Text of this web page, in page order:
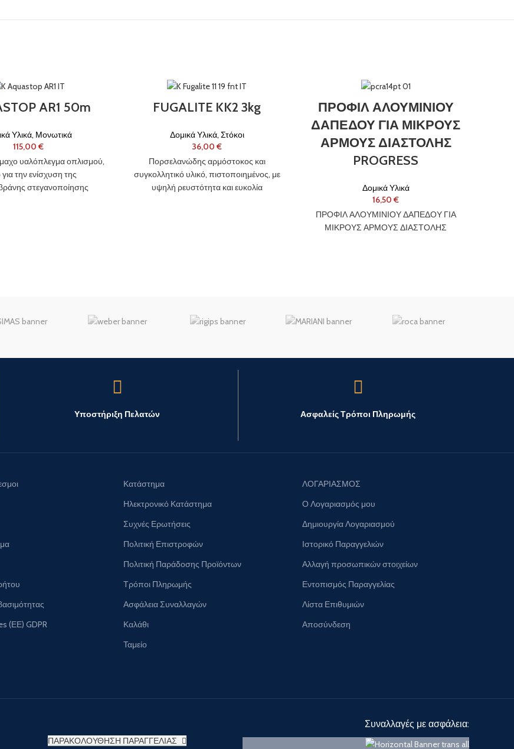
AR1 50m
Υλικά, Μονωτικά
€
υαλόπλεγμα οπλισμού,
για την ενίσχυση της
στεγανοποίησης
FUGALITE KK2 3kg
Δομικά Υλικά, Στόκοι
€
Πορσελανώδης αρμόστοκος και
συγκολλητικό υλικό, πιστοποιημένος, με
υψηλή ρευστότητα και ευκολία
ΠΡΟΦΙΛ ΑΛΟΥΜΙΝΙΟΥ
ΔΑΠΕΔΟΥ ΓΙΑ ΜΙΚΡΟΥΣ
ΑΡΜΟΥΣ ΔΙΑΣΤΟΛΗΣ
PROGRESS
Δομικά Υλικά
€
ΠΡΟΦΙΛ ΑΛΟΥΜΙΝΙΟΥ ΔΑΠΕΔΟΥ ΓΙΑ
ΜΙΚΡΟΥΣ ΑΡΜΟΥΣ ΔΙΑΣΤΟΛΗΣ
Υποστήριξη Πελατών Ασφαλείς Τρόποι Πληρωμής
(ΕΕ) GDPR
Κατάστημα
Ηλεκτρονικό Κατάστημα
Συχνές Ερωτήσεις
Πολιτική Επιστροφών
Πολιτική Παράδοσης Προϊόντων
Τρόποι Πληρωμής
Ασφάλεια Συναλλαγών
Καλάθι
Ταμείο
ΛΟΓΑΡΙΑΣΜΟΣ
Ο Λογαριασμός μου
Δημιουργία Λογαριασμού
Ιστορικό Παραγγελιών
Αλλαγή προσωπικών στοιχείων
Εντοπισμός Παραγγελίας
Λίστα Επιθυμιών
Αποσύνδεση
ΠΑΡΑΚΟΛΟΥΘΗΣΗ ΠΑΡΑΓΓΕΛΙΑΣ
Συναλλαγές με ασφάλεια: